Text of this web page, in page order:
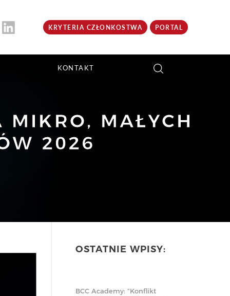
KRYTERIA CZŁONKOSTWA PORTAL
KONTAKT
MIKRO, MAŁYCH
2026
OSTATNIE WPISY:
BCC Academy: “Konflikt